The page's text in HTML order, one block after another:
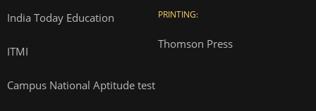
India Today Education
ITMI
Campus National Aptitude test
PRINTING:
Thomson Press